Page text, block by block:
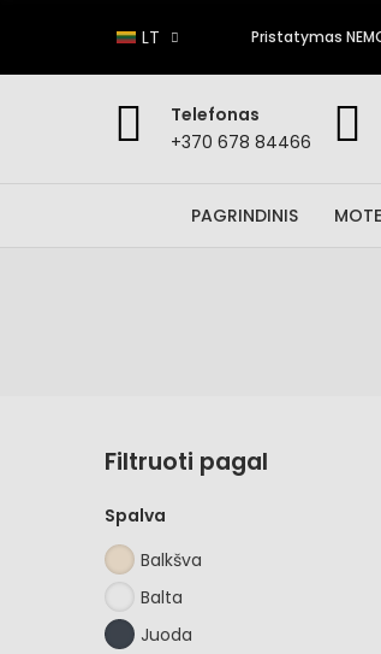
LT Pristatymas
Telefonas
+370 678 84466
PAGRINDINIS
Filtruoti pagal
Spalva
Balkšva
Balta
Juoda